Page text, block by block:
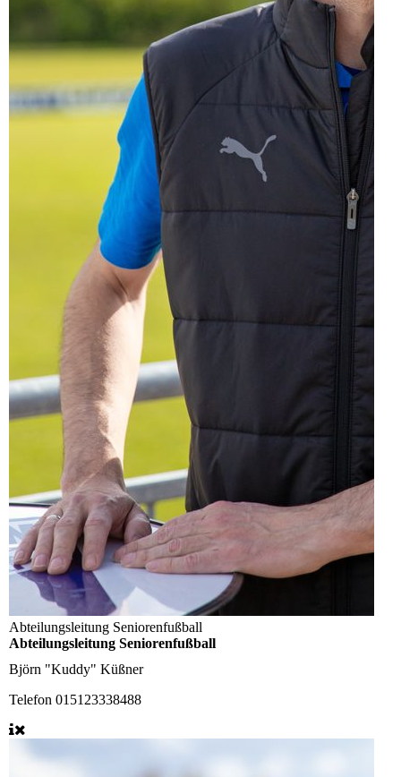
Abteilungsleitung Seniorenfußball
Abteilungsleitung Seniorenfußball
Björn "Kuddy" Küßner
Telefon 015123338488